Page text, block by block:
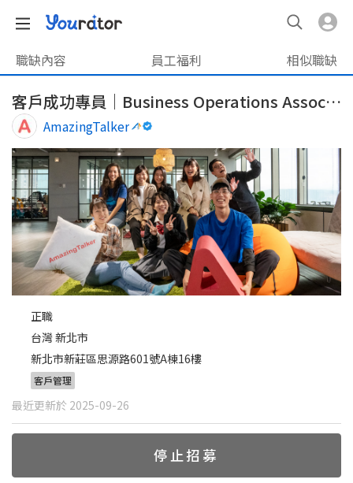
職缺內容 員工福利 相似職缺
客戶成功專員｜Business Operations Associate
AmazingTalker
正職
台灣 新北市
新北市新莊區思源路601號A棟16樓
客戶管理
最近更新於 2025-09-26
停止招募